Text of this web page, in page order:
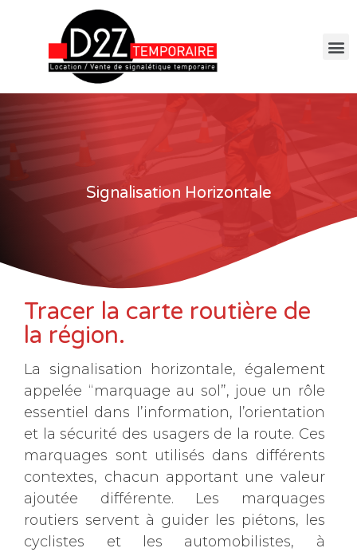
Signalisation Horizontale
Tracer la carte routière de
la région.
La signalisation horizontale, également
appelée “marquage au sol”, joue un rôle
essentiel dans l’information, l’orientation
et la sécurité des usagers de la route. Ces
marquages sont utilisés dans différents
contextes, chacun apportant une valeur
ajoutée différente. Les marquages
routiers servent à guider les piétons, les
cyclistes et les automobilistes, à